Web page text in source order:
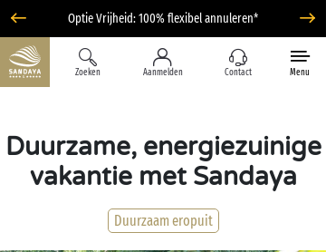
Optie Vrijheid: 100% flexibel annuleren*
Zoeken Aanmelden Contact Menu
Duurzame, energiezuinige
vakantie met Sandaya
Duurzaam eropuit